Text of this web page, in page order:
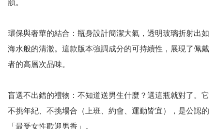
韻。
環保與奢華的結合：瓶身設計簡潔大氣，透明玻璃折射出如
海水般的清澈。這款版本強調成分的可持續性，展現了佩戴
者的高層次品味。
盲選不出錯的禮物：不知道送男生什麼？選這瓶就對了。它
不挑年紀、不挑場合（上班、約會、運動皆宜），是公認的
「最受女性歡迎男香」。